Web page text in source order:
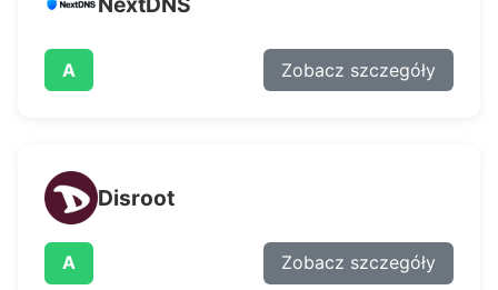
A Zobacz szczegóły
Disroot
A Zobacz szczegóły